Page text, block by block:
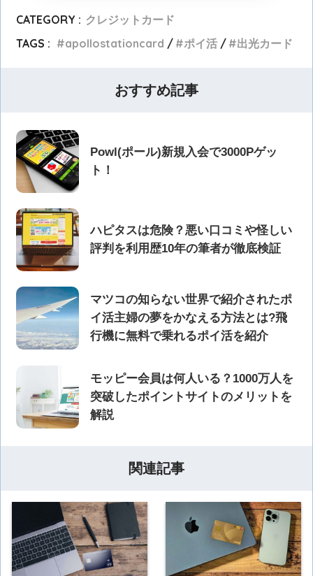
CATEGORY : クレジットカード
TAGS :
apollostationcard ポイ活 出光カード
おすすめ記事
Powl(ポール)新規入会で3000Pゲッ
ト！
ハピタスは危険？悪い口コミや怪しい
評判を利用歴10年の筆者が徹底検証
マツコの知らない世界で紹介されたポ
イ活主婦の夢をかなえる方法とは?飛
行機に無料で乗れるポイ活を紹介
モッピー会員は何人いる？1000万人を
突破したポイントサイトのメリットを
解説
関連記事